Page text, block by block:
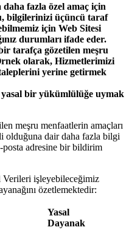
fazla özel amaç için
bilgilerinizi üçüncü taraf
için Web Sitesi
durumları ifade eder.
tarafça gözetilen meşru
olarak, Hizmetlerimizi
yerine getirmek
bir yükümlülüğe uymak
meşru menfaatlerin amaçları
olduğuna dair daha fazla bilgi
posta adresine bir bildirim
Verileri işleyebileceğimiz
özetlemektedir:
Yasal
Dayanak